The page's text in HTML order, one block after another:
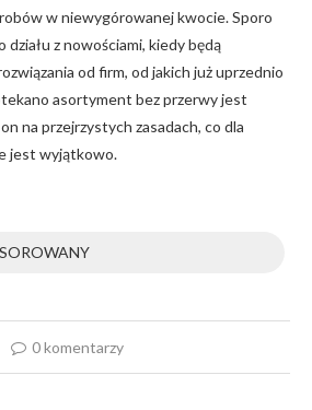
w niewygórowanej kwocie. Sporo
działu z nowościami, kiedy będą
od firm, od jakich już uprzednio
asortyment bez przerwy jest
na przejrzystych zasadach, co dla
jest wyjątkowo.
0 komentarzy